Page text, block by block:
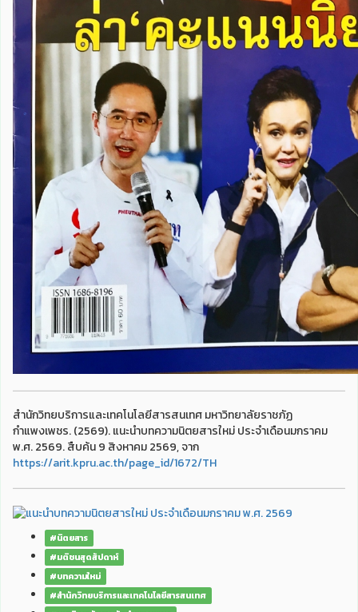
สำนักวิทยบริการและเทคโนโลยีสารสนเทศ มหาวิทยาลัยราชภัฏ
กำแพงเพชร. (2569). แนะนำบทความนิตยสารใหม่ ประจำเดือนมกราคม
พ.ศ. 2569. สืบค้น 9 สิงหาคม 2569, จาก
https://arit.kpru.ac.th/page_id/1672/TH
#นิตยสาร
#มติชนสุดสัปดาห์
#บทความใหม่
#สำนักวิทยบริการและเทคโนโลยีสารสนเทศ